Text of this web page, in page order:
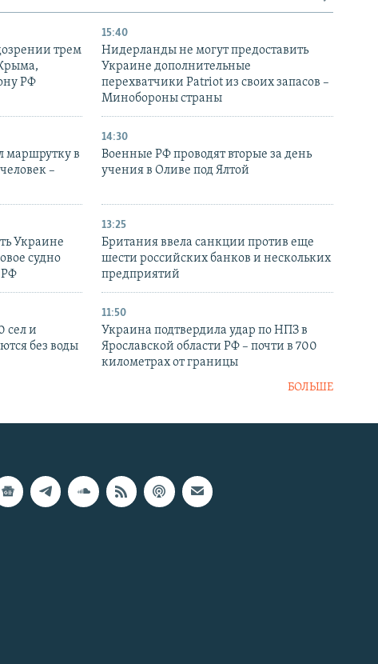
трем
РФ
15:40
Нидерланды не могут предоставить
Украине дополнительные
перехватчики Patriot из своих запасов –
Минобороны страны
маршрутку в
–
14:30
Военные РФ проводят вторые за день
учения в Оливе под Ялтой
Украине
судно
РФ
13:25
Британия ввела санкции против еще
шести российских банков и нескольких
предприятий
сел и
без воды
11:50
Украина подтвердила удар по НПЗ в
Ярославской области РФ – почти в 700
километрах от границы
БОЛЬШЕ